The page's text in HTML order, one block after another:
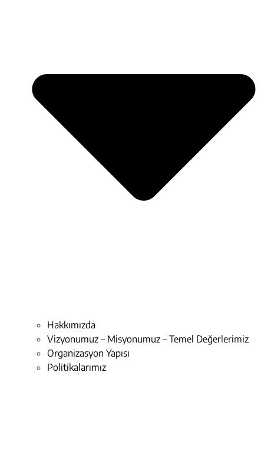
Hakkımızda
Vizyonumuz – Misyonumuz – Temel Değerlerimiz
Organizasyon Yapısı
Politikalarımız